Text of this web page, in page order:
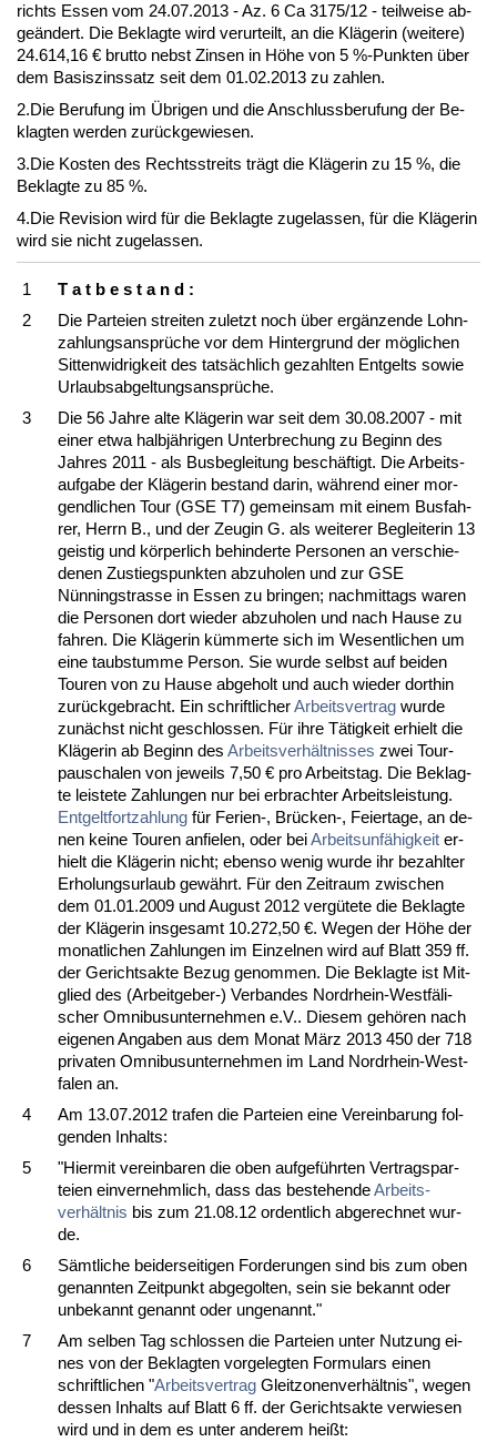
richts Es­sen vom 24.07.2013 - Az. 6 Ca 3175/12 - teil­wei­se ab­
geändert. Die Be­klag­te wird ver­ur­teilt, an die Kläge­rin (wei­te­re)
24.614,16 € brut­to nebst Zin­sen in Höhe von 5 %-Punk­ten über
dem Ba­sis­zins­satz seit dem 01.02.2013 zu zah­len.
2.Die Be­ru­fung im Übri­gen und die An­schluss­be­ru­fung der Be­
klag­ten wer­den zurück­ge­wie­sen.
3.Die Kos­ten des Rechts­streits trägt die Kläge­rin zu 15 %, die
Be­klag­te zu 85 %.
4.Die Re­vi­si­on wird für die Be­klag­te zu­ge­las­sen, für die Kläge­rin
wird sie nicht zu­ge­las­sen.
1
T a t b e s t a n d :
2
Die Par­tei­en strei­ten zu­letzt noch über ergänzen­de Lohn­
zah­lungs­ansprüche vor dem Hin­ter­grund der mögli­chen
Sit­ten­wid­rig­keit des tatsächlich ge­zahl­ten Ent­gelts so­wie
Ur­laubs­ab­gel­tungs­ansprüche.
3
Die 56 Jah­re al­te Kläge­rin war seit dem 30.08.2007 - mit
ei­ner et­wa halbjähri­gen Un­ter­bre­chung zu Be­ginn des
Jah­res 2011 - als Bus­be­glei­tung beschäftigt. Die Ar­beits­
auf­ga­be der Kläge­rin be­stand dar­in, während ei­ner mor­
gend­li­chen Tour (GSE T7) ge­mein­sam mit ei­nem Bus­fah­
rer, Herrn B., und der Zeu­gin G. als wei­te­rer Be­glei­te­rin 13
geis­tig und körper­lich be­hin­der­te Per­so­nen an ver­schie­
de­nen Zu­stiegs­punk­ten ab­zu­ho­len und zur GSE
Nünningstras­se in Es­sen zu brin­gen; nach­mit­tags wa­ren
die Per­so­nen dort wie­der ab­zu­ho­len und nach Hau­se zu
fah­ren. Die Kläge­rin kümmer­te sich im We­sent­li­chen um
ei­ne taub­stum­me Per­son. Sie wur­de selbst auf bei­den
Tou­ren von zu Hau­se ab­ge­holt und auch wie­der dort­hin
zurück­ge­bracht. Ein schrift­li­cherAr­beits­ver­trag wur­de
zunächst nicht ge­schlos­sen. Für ih­re Tätig­keit er­hielt die
Kläge­rin ab Be­ginn des Ar­beits­verhält­nis­ses zwei Tour­
pau­scha­len von je­weils 7,50 € pro Ar­beits­tag. Die Be­klag­
te leis­te­te Zah­lun­gen nur bei er­brach­ter Ar­beits­leis­tung.
Ent­gelt­fort­zah­lung für Fe­ri­en-, Brücken-, Fei­er­ta­ge, an de­
nen kei­ne Tou­ren an­fie­len, oder beiAr­beits­unfähig­keit er­
hielt die Kläge­rin nicht; eben­so we­nig wur­de ihr be­zahl­ter
Er­ho­lungs­ur­laub gewährt. Für den Zeit­raum zwi­schen
dem 01.01.2009 und Au­gust 2012 vergüte­te die Be­klag­te
der Kläge­rin ins­ge­samt 10.272,50 €. We­gen der Höhe der
mo­nat­li­chen Zah­lun­gen im Ein­zel­nen wird auf Blatt 359 ff.
der Ge­richts­ak­te Be­zug ge­nom­men. Die Be­klag­te ist Mit­
glied des (Ar­beit­ge­ber-) Ver­ban­des Nord­rhein-Westfäli­
scher Om­ni­bus­un­ter­neh­men e.V.. Die­sem gehören nach
ei­ge­nen An­ga­ben aus dem Mo­nat März 2013 450 der 718
pri­va­ten Om­ni­bus­un­ter­neh­men im Land Nord­rhein-West­
fa­len an.
4
Am 13.07.2012 tra­fen die Par­tei­en ei­ne Ver­ein­ba­rung fol­
gen­den In­halts:
5
"Hier­mit ver­ein­ba­ren die oben auf­geführ­ten Ver­trags­par­
tei­en ein­ver­nehm­lich, dass das be­ste­hen­deAr­beits­
verhält­nis bis zum 21.08.12 or­dent­lich ab­ge­rech­net wur­
de.
6
Sämt­li­che bei­der­sei­ti­gen For­de­run­gen sind bis zum oben
ge­nann­ten Zeit­punkt ab­ge­gol­ten, sein sie be­kannt oder
un­be­kannt ge­nannt oder un­ge­nannt."
7
Am sel­ben Tag schlos­sen die Par­tei­en un­ter Nut­zung ei­
nes von der Be­klag­ten vor­ge­leg­ten For­mu­lars ei­nen
schrift­li­chen "Ar­beits­ver­trag Gleit­zo­nen­verhält­nis", we­gen
des­sen In­halts auf Blatt 6 ff. der Ge­richts­ak­te ver­wie­sen
wird und in dem es un­ter an­de­rem heißt: